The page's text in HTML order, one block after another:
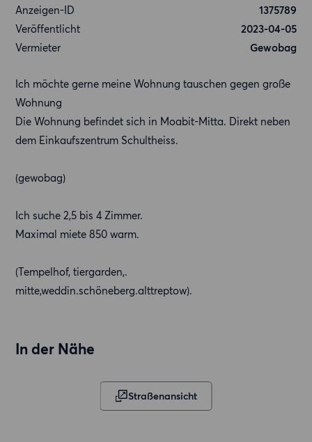
Anzeigen-ID
1375789
Veröffentlicht
2023-04-05
Vermieter
Gewobag
Ich möchte gerne meine Wohnung tauschen gegen große
Wohnung
Die Wohnung befindet sich in Moabit-Mitta. Direkt neben
dem Einkaufszentrum Schultheiss.
(gewobag)
Ich suche 2,5 bis 4 Zimmer.
Maximal miete 850 warm.
(Tempelhof, tiergarden,.
mitte,weddin.schöneberg.alttreptow).
In der Nähe
Straßenansicht